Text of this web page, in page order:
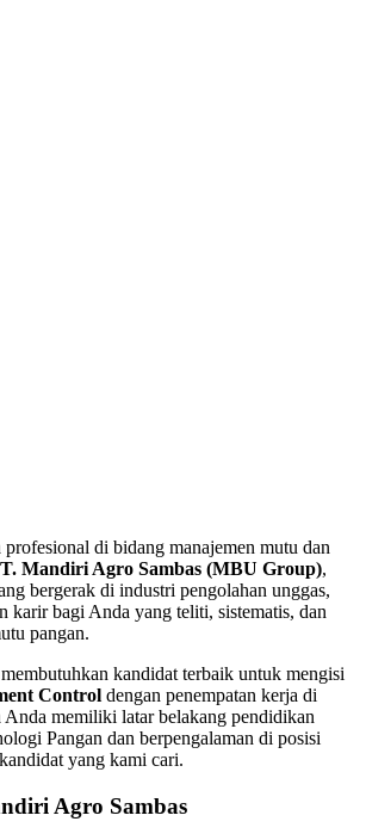
di bidang manajemen mutu dan
Mandiri Agro Sambas (MBU Group),
bergerak di industri pengolahan unggas,
karir bagi Anda yang teliti, sistematis, dan
pangan.
kandidat terbaik untuk mengisi
Control dengan penempatan kerja di
Anda memiliki latar belakang pendidikan
Pangan dan berpengalaman di posisi
yang kami cari.
Agro Sambas